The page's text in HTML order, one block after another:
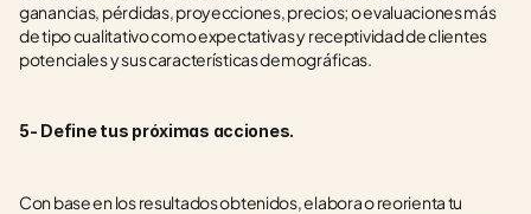
ganancias, pérdidas, proyecciones, precios; o evaluaciones más
de tipo cualitativo como expectativas y receptividad de clientes
potenciales y sus características demográficas.
5- Define tus próximas acciones.
Con base en los resultados obtenidos, elabora o reorienta tu